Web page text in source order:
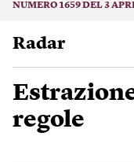
NUMERO 1659 DEL 3
Radar
regole